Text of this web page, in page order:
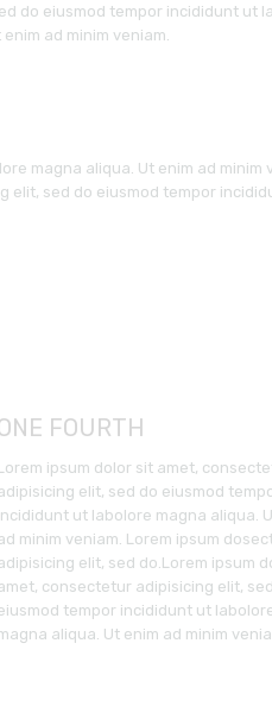
do eiusmod tempor incididunt ut
ad minim veniam.
magna aliqua. Ut enim ad minim
elit, sed do eiusmod tempor
FOURTH
ipsum dolor sit amet,
elit, sed do eiusmod
ut labolore magna aliqua.
minim veniam. Lorem ipsum
elit, sed do.Lorem ipsum
consectetur adipisicing elit,
tempor incididunt ut
aliqua. Ut enim ad minim